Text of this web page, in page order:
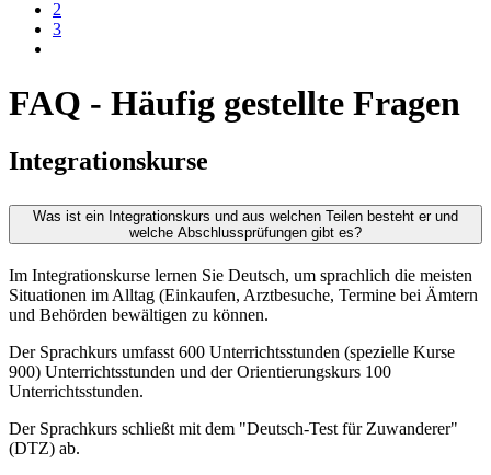
2
3
FAQ - Häufig gestellte Fragen
Integrationskurse
Was ist ein Integrationskurs und aus welchen Teilen besteht er und
welche Abschlussprüfungen gibt es?
Im Integrationskurse lernen Sie Deutsch, um sprachlich die meisten
Situationen im Alltag (Einkaufen, Arztbesuche, Termine bei Ämtern
und Behörden bewältigen zu können.
Der Sprachkurs umfasst 600 Unterrichtsstunden (spezielle Kurse
900) Unterrichtsstunden und der Orientierungskurs 100
Unterrichtsstunden.
Der Sprachkurs schließt mit dem "Deutsch-Test für Zuwanderer"
(DTZ) ab.